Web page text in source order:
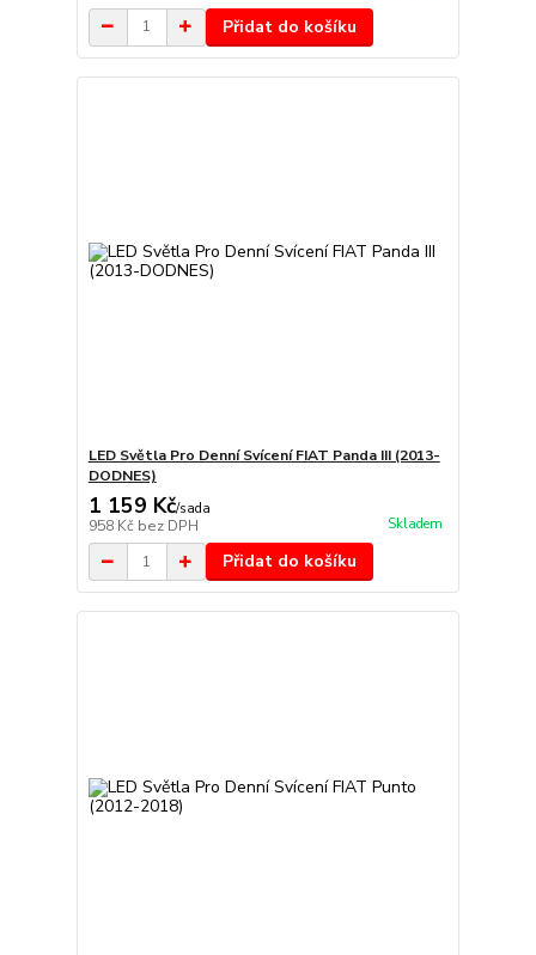
Přidat do košíku
LED Světla Pro Denní Svícení FIAT Panda III (2013-
DODNES)
1 159 Kč/sada
958 Kč bez DPH Skladem
Přidat do košíku